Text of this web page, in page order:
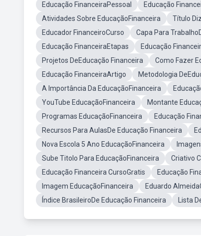
Educação FinanceiraPessoal
Educação
Atividades Sobre EducaçãoFinanceira
Título
Educador FinanceiroCurso
Capa Para
Educação FinanceiraEtapas
Educação
Projetos DeEducação Financeira
Como Fazer
Educação FinanceiraArtigo
Metodologia
A Importância Da EducaçãoFinanceira
YouTube EducaçãoFinanceira
Montante
Programas EducaçãoFinanceira
Educação
Recursos Para AulasDe Educação Financeira
Nova Escola 5 Ano EducaçãoFinanceira
Sube Titolo Para EducaçãoFinanceira
Criativo
Educação Financeira CursoGratis
Educação
Imagem EducaçãoFinanceira
Eduardo
Índice BrasileiroDe Educação Financeira
Lista